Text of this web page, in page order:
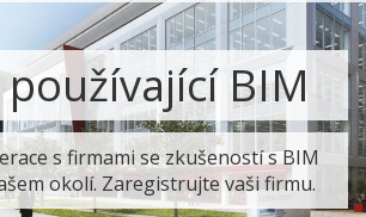
BIM
s firmami se zkušeností s BIM
okolí. Zaregistrujte vaši firmu.